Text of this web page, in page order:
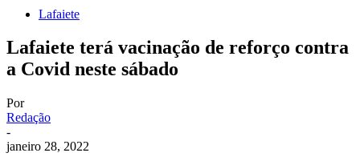
Lafaiete
Lafaiete terá vacinação de reforço contra
a Covid neste sábado
Por
Redação
-
janeiro 28, 2022